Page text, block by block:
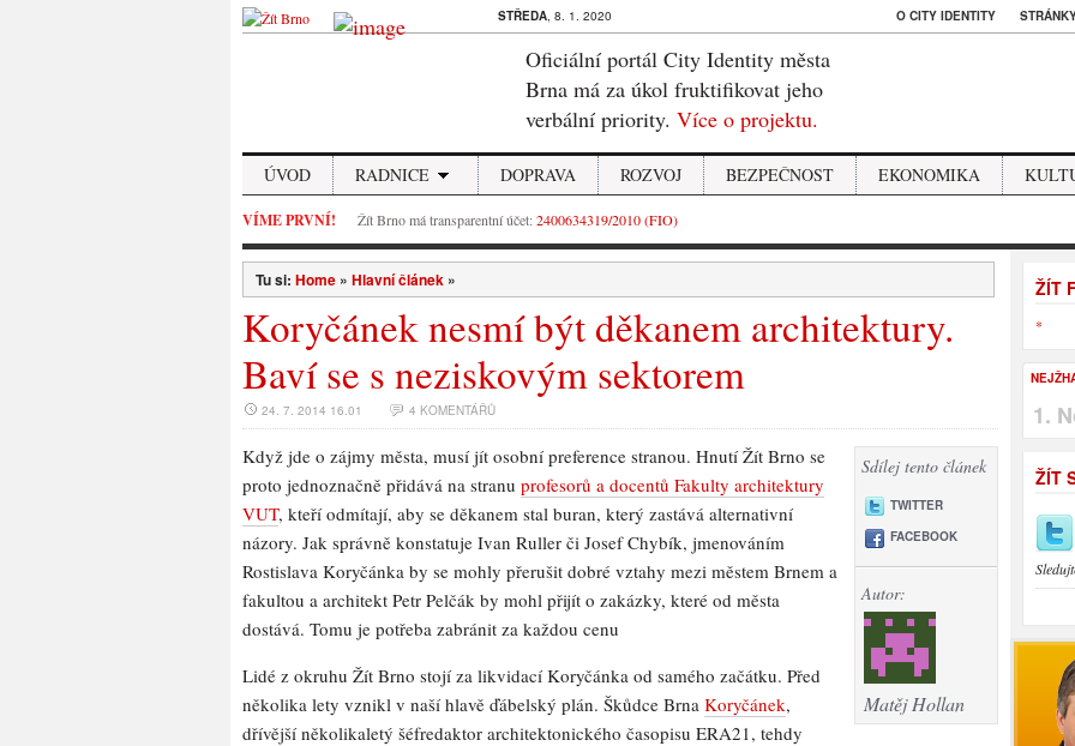
STŘEDA, 8. 1. 2020 O CITY IDENTITY
Oficiální portál City Identity města
Brna má za úkol fruktifikovat jeho
verbální priority. Více o projektu.
ÚVOD RADNICE DOPRAVA ROZVOJ BEZPEČNOST EKONOMIKA
VÍME PRVNÍ! Žít Brno má transparentní účet:2400634319/2010 (FIO)
ŽÍT
*
ŽÍT
Tu si: Home » Hlavní článek »
Koryčánek nesmí být děkanem architektury.
Baví se s neziskovým sektorem
24. 7. 2014 16.01 4 KOMENTÁŘŮ
Sdílej tento článek
TWITTER
FACEBOOK
Autor:
Matěj Hollan
Když jde o zájmy města, musí jít osobní preference stranou. Hnutí Žít Brno se
proto jednoznačně přidává na stranu profesorů a docentů Fakulty architektury
VUT, kteří odmítají, aby se děkanem stal buran, který zastává alternativní
názory. Jak správně konstatuje Ivan Ruller či Josef Chybík, jmenováním
Rostislava Koryčánka by se mohly přerušit dobré vztahy mezi městem Brnem a
fakultou a architekt Petr Pelčák by mohl přijít o zakázky, které od města
dostává. Tomu je potřeba zabránit za každou cenu
Lidé z okruhu Žít Brno stojí za likvidací Koryčánka od samého začátku. Před
několika lety vznikl v naší hlavě ďábelský plán. Škůdce Brna Koryčánek,
dřívější několikaletý šéfredaktor architektonického časopisu ERA21, tehdy